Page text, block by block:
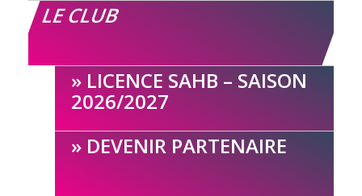
LE CLUB
LICENCE SAHB – SAISON
2026/2027
DEVENIR PARTENAIRE